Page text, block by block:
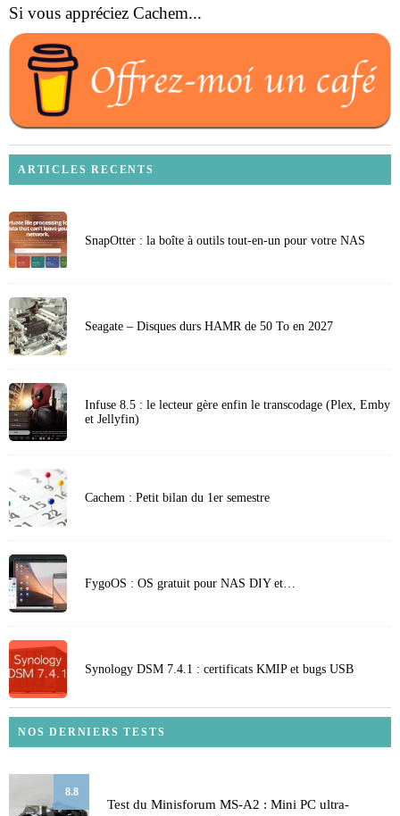
Si vous appréciez Cachem...
ARTICLES RECENTS
SnapOtter : la boîte à outils tout-en-un pour votre NAS
Seagate – Disques durs HAMR de 50 To en 2027
Infuse 8.5 : le lecteur gère enfin le transcodage (Plex, Emby
et Jellyfin)
Cachem : Petit bilan du 1er semestre
FygoOS : OS gratuit pour NAS DIY et…
Synology DSM 7.4.1 : certificats KMIP et bugs USB
NOS DERNIERS TESTS
8.8
Test du Minisforum MS-A2 : Mini PC ultra-